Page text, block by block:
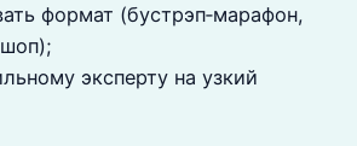
формат (бустрэп‑марафон,
эксперту на узкий